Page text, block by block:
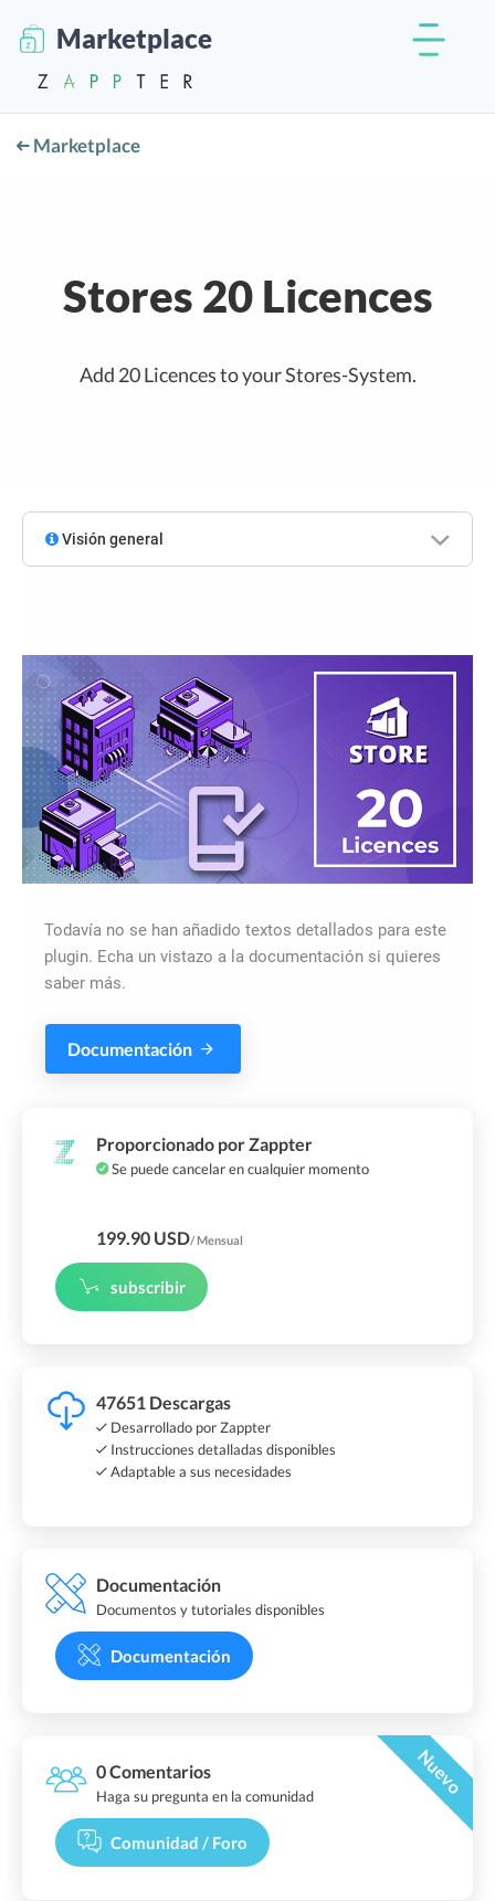
Marketplace
Marketplace
Stores 20 Licences
Add 20 Licences to your Stores-System.
Visión general
Todavía no se han añadido textos detallados para este
plugin. Echa un vistazo a la documentación si quieres
saber más.
Documentación
Proporcionado por Zappter
Se puede cancelar en cualquier momento
199.90 USD/ Mensual
subscribir
47651 Descargas
Desarrollado por Zappter
Instrucciones detalladas disponibles
Adaptable a sus necesidades
Documentación
Documentos y tutoriales disponibles
Documentación
0 Comentarios Nuevo
Haga su pregunta en la comunidad
Comunidad / Foro